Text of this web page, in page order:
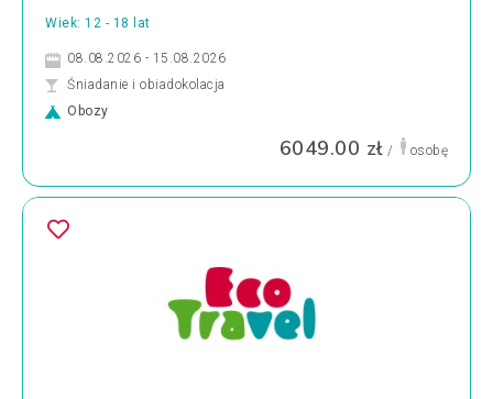
Wiek: 12 - 18 lat
08.08.2026 - 15.08.2026
Śniadanie i obiadokolacja
Obozy
6049.00 zł / osobę